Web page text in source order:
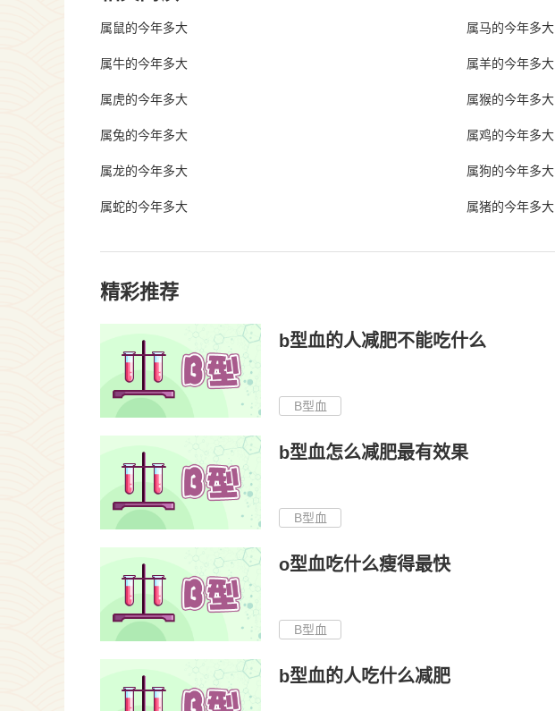
属鼠的今年多大
属牛的今年多大
属虎的今年多大
属兔的今年多大
属龙的今年多大
属蛇的今年多大
属马的今年多大
属羊的今年多大
属猴的今年多大
属鸡的今年多大
属狗的今年多大
属猪的今年多大
精彩推荐
b型血的人减肥不能吃什么
B型血
b型血怎么减肥最有效果
B型血
o型血吃什么瘦得最快
B型血
b型血的人吃什么减肥